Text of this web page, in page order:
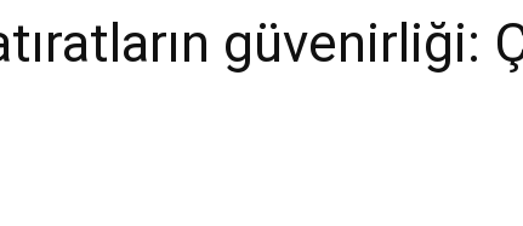
güvenirliği: